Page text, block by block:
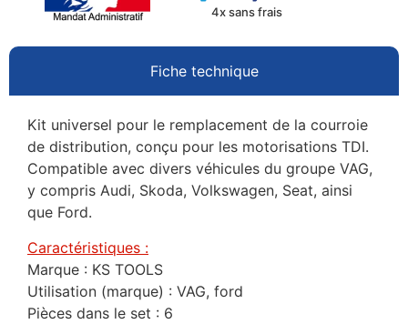
4x sans frais
Fiche technique
Kit universel pour le remplacement de la courroie
de distribution, conçu pour les motorisations TDI.
Compatible avec divers véhicules du groupe VAG,
y compris Audi, Skoda, Volkswagen, Seat, ainsi
que Ford.
Caractéristiques :
Marque : KS TOOLS
Utilisation (marque) : VAG, ford
Pièces dans le set : 6